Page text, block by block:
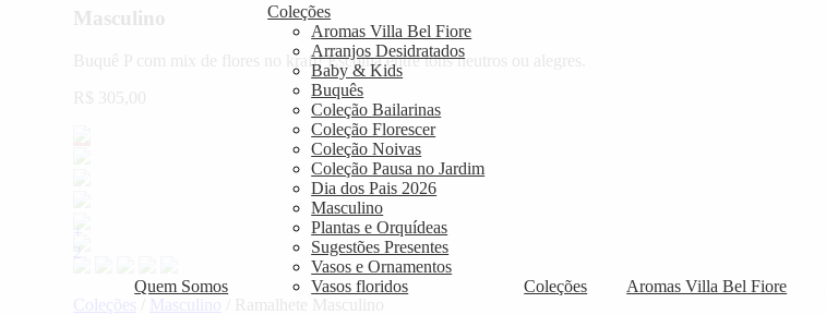
Quem Somos
Coleções
Aromas Villa Bel Fiore
Arranjos Desidratados
Baby & Kids
Buquês
Coleção Bailarinas
Coleção Florescer
Coleção Noivas
Coleção Pausa no Jardim
Dia dos Pais 2026
Masculino
Plantas e Orquídeas
Sugestões Presentes
Vasos e Ornamentos
Vasos floridos
Coleções Aromas Villa Bel Fiore
Masculino
Buquê P com mix de flores no kraft! Escolha entre tons neutros ou alegres.
R$ 305,00
Coleções Masculino Ramalhete Masculino